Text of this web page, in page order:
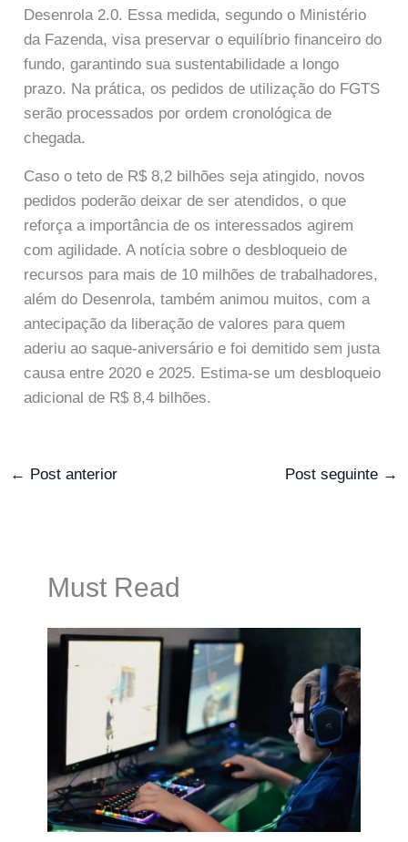
Desenrola 2.0. Essa medida, segundo o Ministério
da Fazenda, visa preservar o equilíbrio financeiro do
fundo, garantindo sua sustentabilidade a longo
prazo. Na prática, os pedidos de utilização do FGTS
serão processados por ordem cronológica de
chegada.
Caso o teto de R$ 8,2 bilhões seja atingido, novos
pedidos poderão deixar de ser atendidos, o que
reforça a importância de os interessados agirem
com agilidade. A notícia sobre o desbloqueio de
recursos para mais de 10 milhões de trabalhadores,
além do Desenrola, também animou muitos, com a
antecipação da liberação de valores para quem
aderiu ao saque-aniversário e foi demitido sem justa
causa entre 2020 e 2025. Estima-se um desbloqueio
adicional de R$ 8,4 bilhões.
← Post anterior Post seguinte →
Must Read